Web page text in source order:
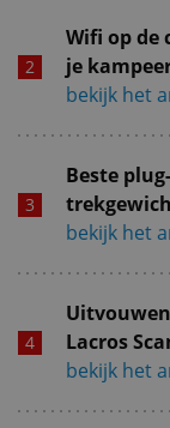
Wifi op de
je
bekijk het
Beste
bekijk het
Lacros
bekijk het